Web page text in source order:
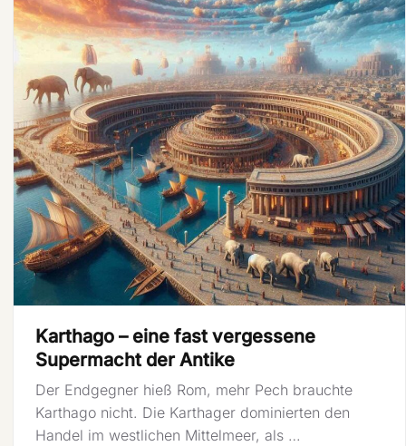
Karthago – eine fast vergessene
Supermacht der Antike
Der Endgegner hieß Rom, mehr Pech brauchte
Karthago nicht. Die Karthager dominierten den
Handel im westlichen Mittelmeer, als …